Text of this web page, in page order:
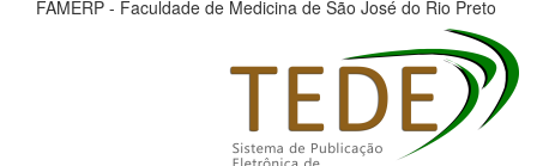
FAMERP - Faculdade de Medicina de São José do Rio Preto